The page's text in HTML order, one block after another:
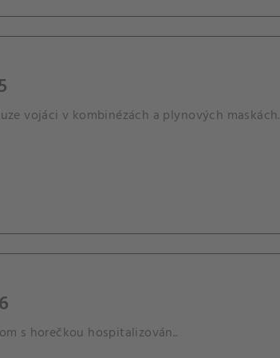
vojáci v kombinézách a plynových maskách.
s horečkou hospitalizován..